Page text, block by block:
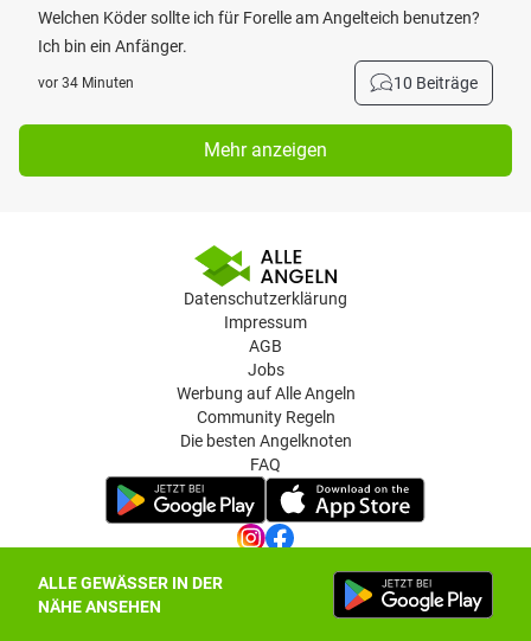
ALLE GEWÄSSER IN DER
NÄHE ANSEHEN
Welchen Köder sollte ich für Forelle am Angelteich benutzen?
Ich bin ein Anfänger.
vor 34 Minuten 10 Beiträge
Mehr anzeigen
Datenschutzerklärung
Impressum
AGB
Jobs
Werbung auf Alle Angeln
Community Regeln
Die besten Angelknoten
FAQ
Datenschutz-Einstellungen